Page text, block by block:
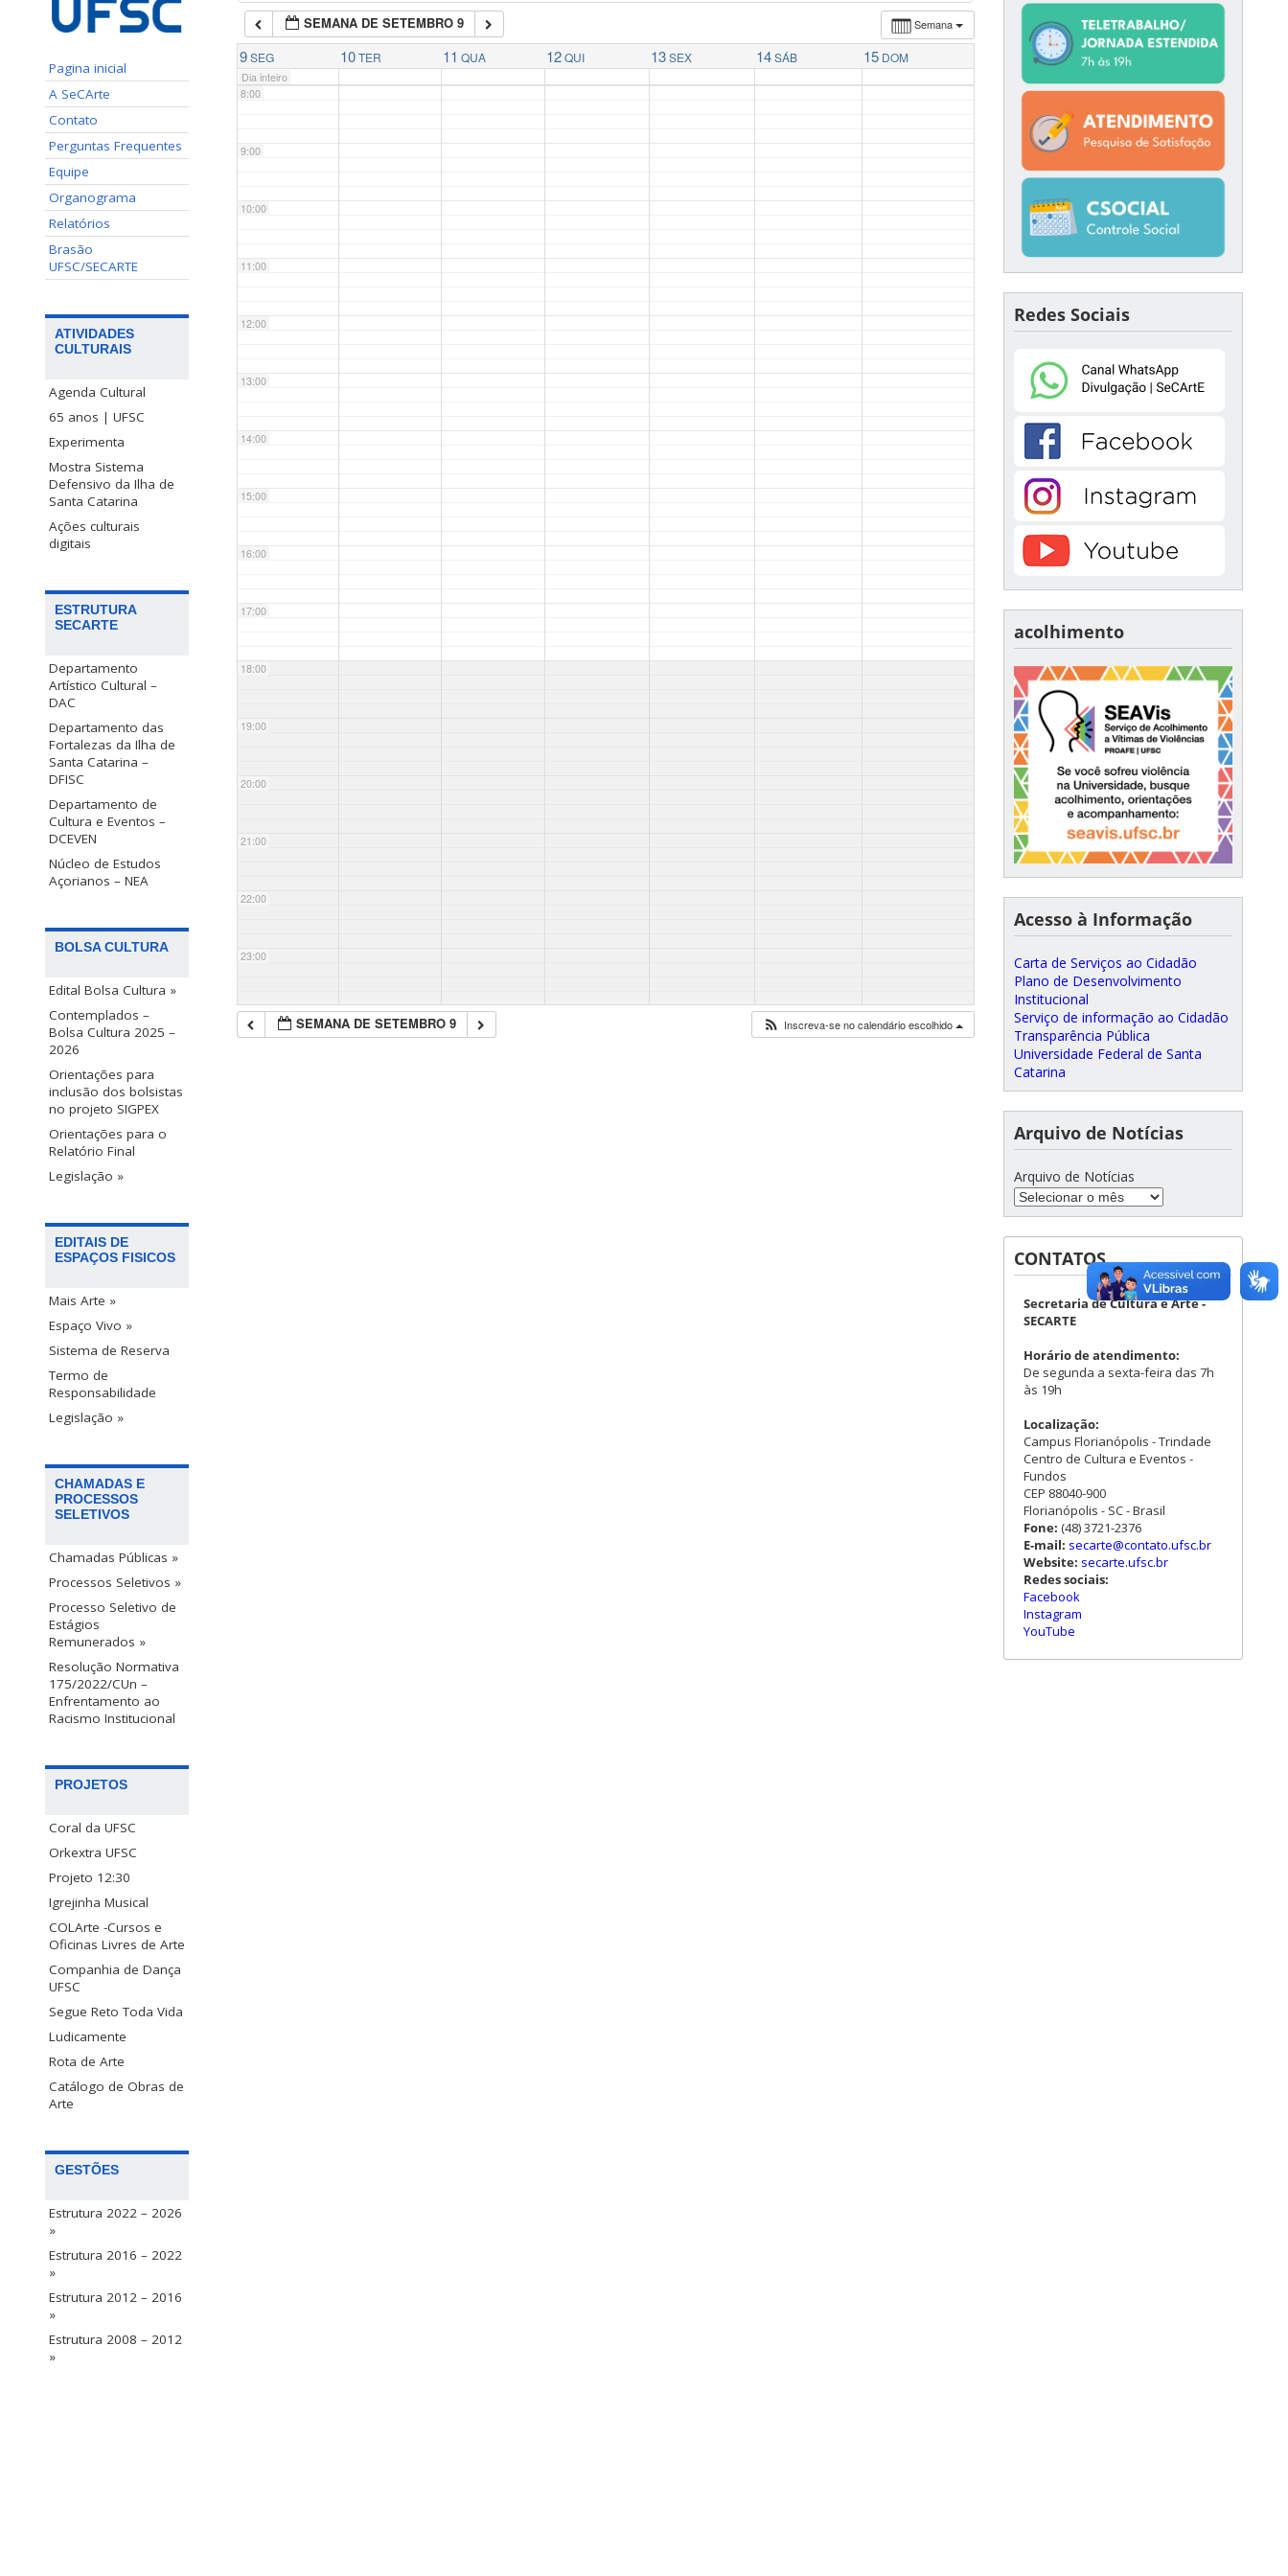
Pagina inicial
A SeCArte
Contato
Perguntas Frequentes
Equipe
Organograma
Relatórios
Brasão
UFSC/SECARTE
ATIVIDADES
CULTURAIS
Agenda Cultural
65 anos | UFSC
Experimenta
Mostra Sistema
Defensivo da Ilha de
Santa Catarina
Ações culturais
digitais
ESTRUTURA
SECARTE
Departamento
Artístico Cultural –
DAC
Departamento das
Fortalezas da Ilha de
Santa Catarina –
DFISC
Departamento de
Cultura e Eventos –
DCEVEN
Núcleo de Estudos
Açorianos – NEA
BOLSA CULTURA
Edital Bolsa Cultura »
Contemplados –
Bolsa Cultura 2025 –
2026
Orientações para
inclusão dos bolsistas
no projeto SIGPEX
Orientações para o
Relatório Final
Legislação »
EDITAIS DE
ESPAÇOS FISICOS
Mais Arte »
Espaço Vivo »
Sistema de Reserva
Termo de
Responsabilidade
Legislação »
CHAMADAS E
PROCESSOS
SELETIVOS
Chamadas Públicas »
Processos Seletivos »
Processo Seletivo de
Estágios
Remunerados »
Resolução Normativa
175/2022/CUn –
Enfrentamento ao
Racismo Institucional
PROJETOS
Coral da UFSC
Orkextra UFSC
Projeto 12:30
Igrejinha Musical
COLArte -Cursos e
Oficinas Livres de Arte
Companhia de Dança
UFSC
Segue Reto Toda Vida
Ludicamente
Rota de Arte
Catálogo de Obras de
Arte
GESTÕES
Estrutura 2022 – 2026
»
Estrutura 2016 – 2022
»
Estrutura 2012 – 2016
»
Estrutura 2008 – 2012
»
Semana
SEMANA DE SETEMBRO 9
9 SEG 10 TER 11 QUA 12 QUI 13 SEX 14 SÁB 15 DOM
Dia inteiro
7:00
8:00
9:00
10:00
11:00
12:00
13:00
14:00
15:00
16:00
17:00
18:00
19:00
20:00
21:00
22:00
23:00
SEMANA DE SETEMBRO 9 Inscreva-se no calendário escolhido
Redes Sociais
acolhimento
Acesso à Informação
Carta de Serviços ao Cidadão
Plano de Desenvolvimento
Institucional
Serviço de informação ao Cidadão
Transparência Pública
Universidade Federal de Santa
Catarina
Arquivo de Notícias
Arquivo de Notícias
CONTATOS
Secretaria de Cultura e Arte -
SECARTE
Horário de atendimento:
De segunda a sexta-feira das 7h
às 19h
Localização:
Campus Florianópolis - Trindade
Centro de Cultura e Eventos -
Fundos
CEP 88040-900
Florianópolis - SC - Brasil
Fone: (48) 3721-2376
E-mail: secarte@contato.ufsc.br
Website: secarte.ufsc.br
Redes sociais:
Facebook
Instagram
YouTube